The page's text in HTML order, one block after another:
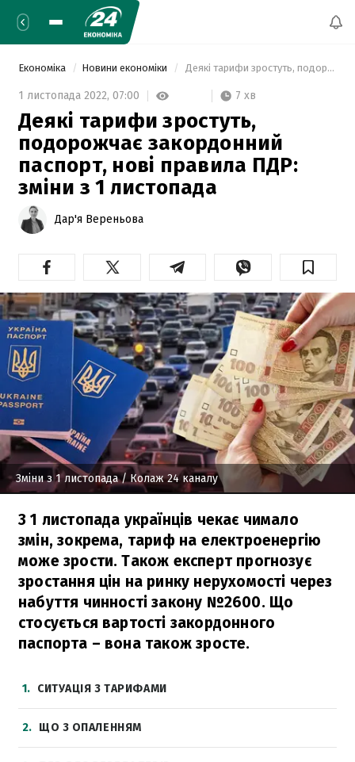
Економіка Новини економіки Деякі тарифи зростуть, подорожчає закордонний паспорт, нові правила ПДР: зміни з 1 листопада
1 листопада 2022, 07:00 7 хв
Деякі тарифи зростуть,
подорожчає закордонний
паспорт, нові правила ПДР:
зміни з 1 листопада
Дар'я Вереньова
Зміни з 1 листопада/ Колаж 24 каналу
З 1 листопада українців чекає чимало
змін, зокрема, тариф на електроенергію
може зрости. Також експерт прогнозує
зростання цін на ринку нерухомості через
набуття чинності закону №2600. Що
стосується вартості закордонного
паспорта – вона також зросте.
1 СИТУАЦІЯ З ТАРИФАМИ
2 ЩО З ОПАЛЕННЯМ